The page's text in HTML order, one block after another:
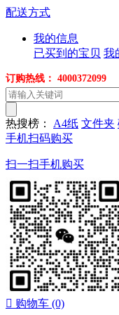
配送方式
我的信息
已买到的宝贝 我
订购热线：
热搜榜： A4纸 文件夹
手机扫码购买
扫一扫手机购买
 购物车 (0)